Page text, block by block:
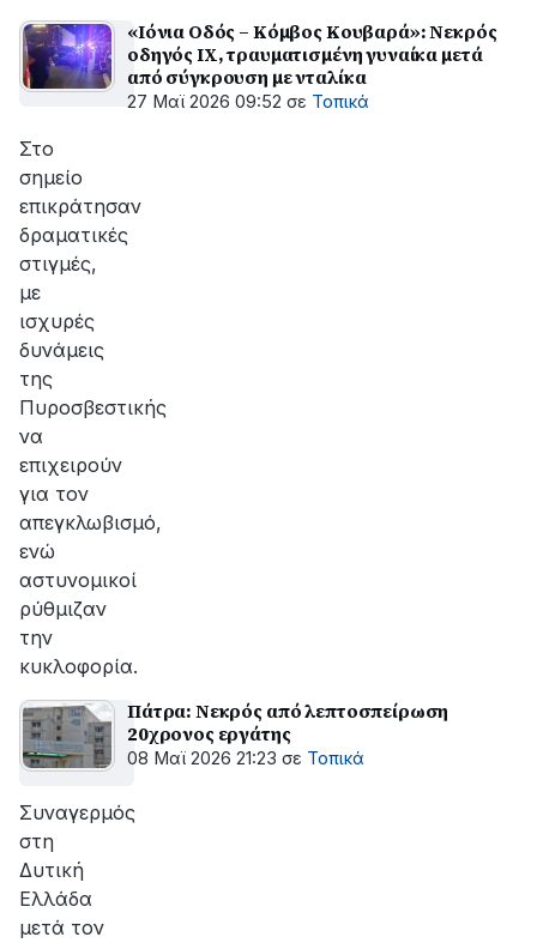
«Ιόνια Οδός – Κόμβος Κουβαρά»: Νεκρός
οδηγός ΙΧ, τραυματισμένη γυναίκα μετά
από σύγκρουση με νταλίκα
27 Μαϊ 2026 09:52 σε Τοπικά
Στο
σημείο
επικράτησαν
δραματικές
στιγμές,
με
ισχυρές
δυνάμεις
της
Πυροσβεστικής
να
επιχειρούν
για τον
απεγκλωβισμό,
ενώ
αστυνομικοί
ρύθμιζαν
την
κυκλοφορία.
Πάτρα: Νεκρός από λεπτοσπείρωση
20χρονος εργάτης
08 Μαϊ 2026 21:23 σε Τοπικά
Συναγερμός
στη
Δυτική
Ελλάδα
μετά τον